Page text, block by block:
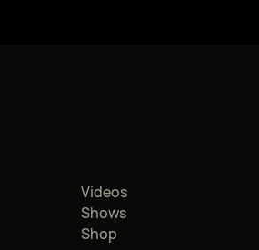
Videos
Shows
Shop